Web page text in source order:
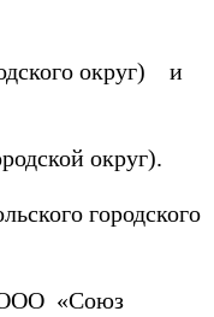
округ) и
округ).
городского
ООО «Союз